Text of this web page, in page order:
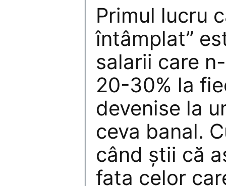
Primul lucru
întâmplat”
salarii care
20-30% la
devenise la
ceva banal.
când ştii că
faţa celor